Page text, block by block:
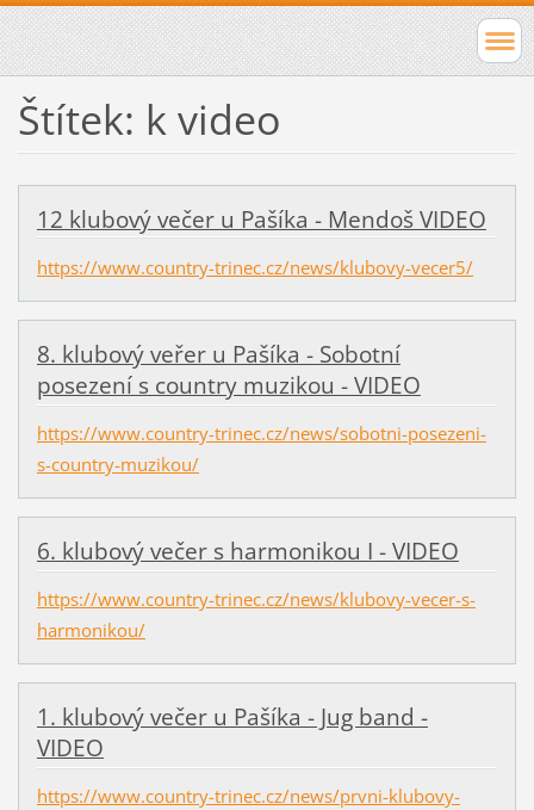
Štítek: k video
12 klubový večer u Pašíka - Mendoš VIDEO
https://www.country-trinec.cz/news/klubovy-vecer5/
8. klubový veřer u Pašíka - Sobotní
posezení s country muzikou - VIDEO
https://www.country-trinec.cz/news/sobotni-posezeni-
s-country-muzikou/
6. klubový večer s harmonikou I - VIDEO
https://www.country-trinec.cz/news/klubovy-vecer-s-
harmonikou/
1. klubový večer u Pašíka - Jug band -
VIDEO
https://www.country-trinec.cz/news/prvni-klubovy-